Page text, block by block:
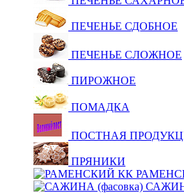
ПЕЧЕНЬЕ СДОБНОЕ
ПЕЧЕНЬЕ СЛОЖНОЕ
ПИРОЖНОЕ
ПОМАДКА
ПОСТНАЯ
ПРЯНИКИ